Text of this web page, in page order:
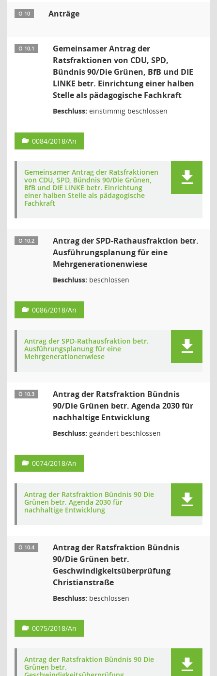
Ö 10 Anträge
Ö 10.1
Gemeinsamer Antrag der
Ratsfraktionen von CDU, SPD,
Bündnis 90/Die Grünen, BfB und DIE
LINKE betr. Einrichtung einer halben
Stelle als pädagogische Fachkraft
Beschluss: einstimmig beschlossen
0084/2018/An
Gemeinsamer Antrag der Ratsfraktionen
von CDU, SPD, Bündnis 90/Die Grünen,
BfB und DIE LINKE betr. Einrichtung
einer halben Stelle als pädagogische
Fachkraft
Ö 10.2
Antrag der SPD-Rathausfraktion betr.
Ausführungsplanung für eine
Mehrgenerationenwiese
Beschluss: beschlossen
0086/2018/An
Antrag der SPD-Rathausfraktion betr.
Ausführungsplanung für eine
Mehrgenerationenwiese
Ö 10.3
Antrag der Ratsfraktion Bündnis
90/Die Grünen betr. Agenda 2030 für
nachhaltige Entwicklung
Beschluss: geändert beschlossen
0074/2018/An
Antrag der Ratsfraktion Bündnis 90 Die
Grünen betr. Agenda 2030 für
nachhaltige Entwicklung
Ö 10.4
Antrag der Ratsfraktion Bündnis
90/Die Grünen betr.
Geschwindigkeitsüberprüfung
Christianstraße
Beschluss: beschlossen
0075/2018/An
Antrag der Ratsfraktion Bündnis 90 Die
Grünen betr.